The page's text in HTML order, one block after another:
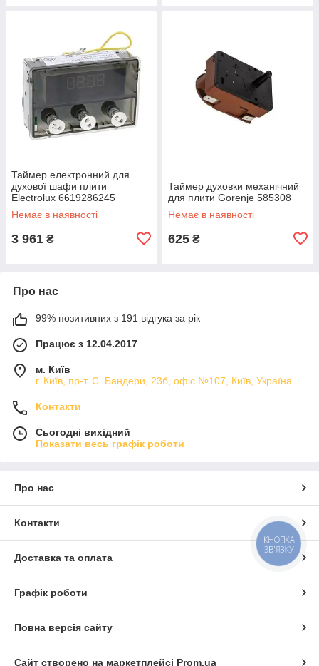
Таймер електронний для
духової шафи плити
Electrolux 6619286245
Немає в наявності
3 961 ₴
Таймер духовки механічний
для плити Gorenje 585308
Немає в наявності
625 ₴
Про нас
99% позитивних з 191 відгука за рік
Працює з 12.04.2017
м. Київ
г. Київ, пр-т. С. Бандери, 23б, офіс №107, Київ, Україна
Контакти
Сьогодні вихідний
Показати весь графік роботи
Про нас
Контакти
Доставка та оплата
Графік роботи
Повна версія сайту
Сайт створено на маркетплейсі Prom.ua
КНОПКА
ЗВ'ЯЗКУ